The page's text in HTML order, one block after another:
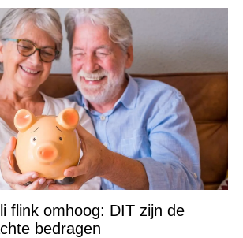
flink omhoog: DIT zijn de
bedragen